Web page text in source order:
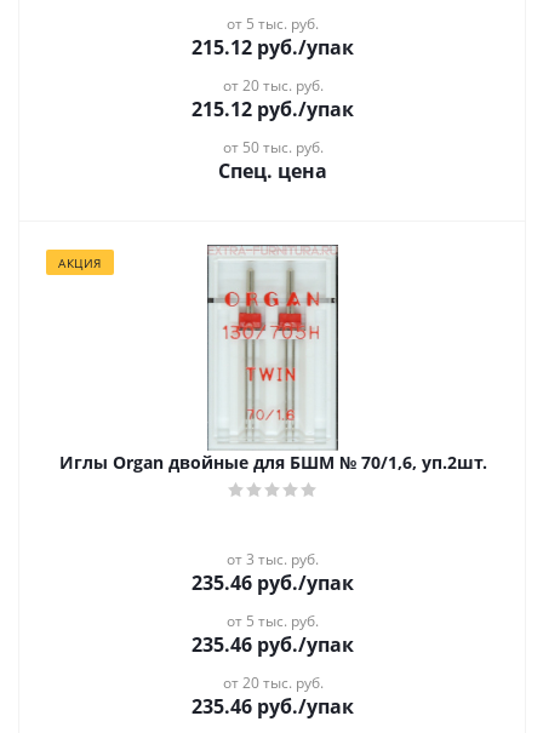
от 5 тыс. руб.
215.12 руб./упак
от 20 тыс. руб.
215.12 руб./упак
от 50 тыс. руб.
Спец. цена
АКЦИЯ
Иглы Organ двойные для БШМ № 70/1,6, уп.2шт.
от 3 тыс. руб.
235.46 руб./упак
от 5 тыс. руб.
235.46 руб./упак
от 20 тыс. руб.
235.46 руб./упак